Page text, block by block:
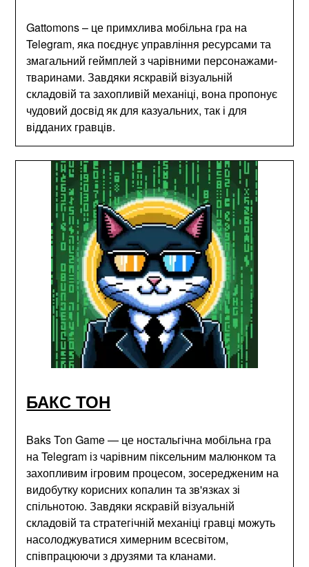
Gattomons – це примхлива мобільна гра на
Telegram, яка поєднує управління ресурсами та
змагальний геймплей з чарівними персонажами-
тваринами. Завдяки яскравій візуальній
складовій та захопливій механіці, вона пропонує
чудовий досвід як для казуальних, так і для
відданих гравців.
БАКС ТОН
Baks Ton Game — це ностальгічна мобільна гра
на Telegram із чарівним піксельним малюнком та
захопливим ігровим процесом, зосередженим на
видобутку корисних копалин та зв'язках зі
спільнотою. Завдяки яскравій візуальній
складовій та стратегічній механіці гравці можуть
насолоджуватися химерним всесвітом,
співпрацюючи з друзями та кланами.